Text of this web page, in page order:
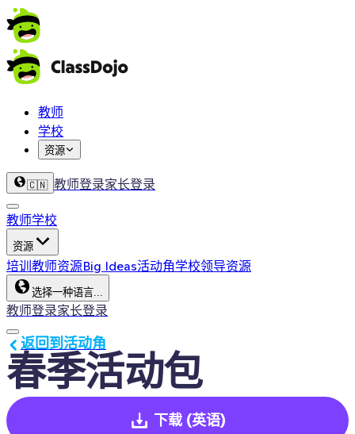
教师
学校
资源
🇨🇳 教师登录家长登录
教师学校
资源
培训 教师资源Big Ideas活动角学校领导资源
选择一种语言...
教师登录家长登录
春季活动包
返回到活动角
下载 (英语)